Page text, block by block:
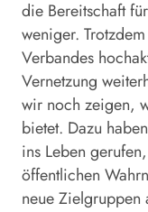
die Bereitschaft
weniger.
Verbandes
Vernetzung
wir noch zeigen,
bietet. Dazu
ins Leben
öffentlichen
neue Zielgruppen